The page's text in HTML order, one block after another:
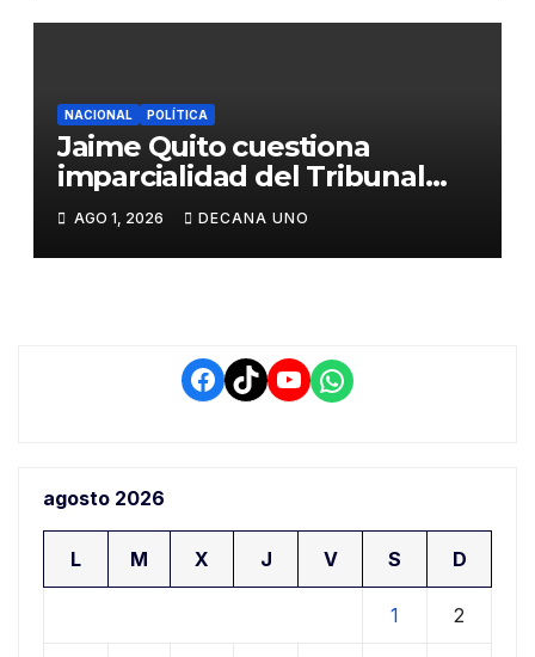
NACIONAL POLÍTICA
Jaime Quito cuestiona
imparcialidad del Tribunal
Constitucional tras liberación
de Ollanta Humala
AGO 1, 2026 DECANA UNO
Facebook
TikTokYouTube
WhatsApp
agosto 2026
L M X J V S D
1 2